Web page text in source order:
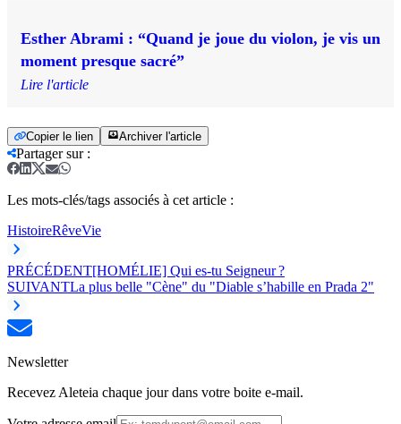
Esther Abrami : “Quand je joue du violon, je vis un
moment presque sacré”
Lire l'article
Copier le lien Archiver l'article
Partager sur:
Les mots-clés/tags associés à cet article :
HistoireRêveVie
PRÉCÉDENT[HOMÉLIE] Qui es-tu Seigneur ?
SUIVANTLa plus belle "Cène" du "Diable s’habille en Prada 2"
Newsletter
Recevez Aleteia chaque jour dans votre boite e-mail.